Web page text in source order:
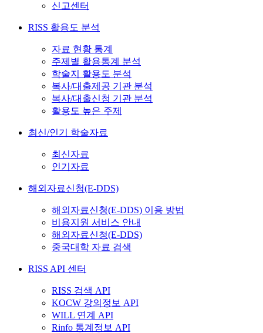
신고센터
RISS 활용도 분석
자료 현황 통계
주제별 활용통계 분석
학술지 활용도 분석
복사/대출제공 기관 분석
복사/대출신청 기관 분석
활용도 높은 주제
최신/인기 학술자료
최신자료
인기자료
해외자료신청(E-DDS)
해외자료신청(E-DDS) 이용 방법
비용지원 서비스 안내
해외자료신청(E-DDS)
중국대학 자료 검색
RISS API 센터
RISS 검색 API
KOCW 강의정보 API
WILL 연계 API
Rinfo 통계정보 API